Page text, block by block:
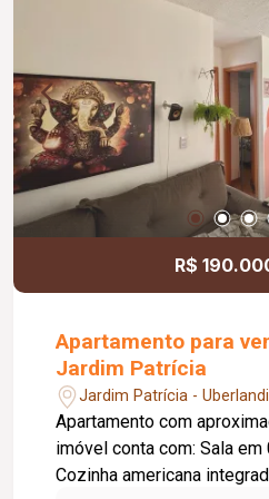
R$
Apartamento para
Jardim Patrícia
Jardim Patrícia -
Apartamento com
imóvel conta com: Sala
Cozinha americana